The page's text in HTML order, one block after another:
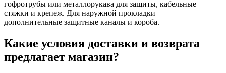
гофротрубы или металлорукава для защиты, кабельные
стяжки и крепеж. Для наружной прокладки —
дополнительные защитные каналы и короба.
Какие условия доставки и возврата
предлагает магазин?